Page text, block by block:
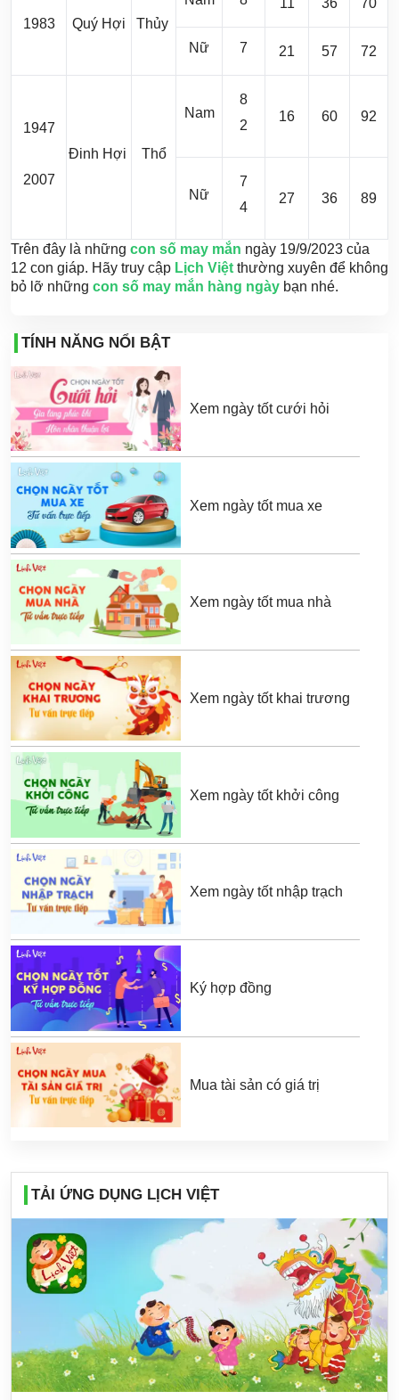
1983 Quý Hợi Thủy
11 36 70
Nữ 7 21 57 72
1947
2007
Đinh Hợi Thổ
Nam
8
2
16 60 92
Nữ
7
4
27 36 89
Trên đây là những con số may mắn ngày 19/9/2023 của
12 con giáp. Hãy truy cập Lịch Việt thường xuyên để không
bỏ lỡ những con số may mắn hàng ngày bạn nhé.
TÍNH NĂNG NỔI BẬT
Xem ngày tốt cưới hỏi
Xem ngày tốt mua xe
Xem ngày tốt mua nhà
Xem ngày tốt khai trương
Xem ngày tốt khởi công
Xem ngày tốt nhập trạch
Ký hợp đồng
Mua tài sản có giá trị
TẢI ỨNG DỤNG LỊCH VIỆT